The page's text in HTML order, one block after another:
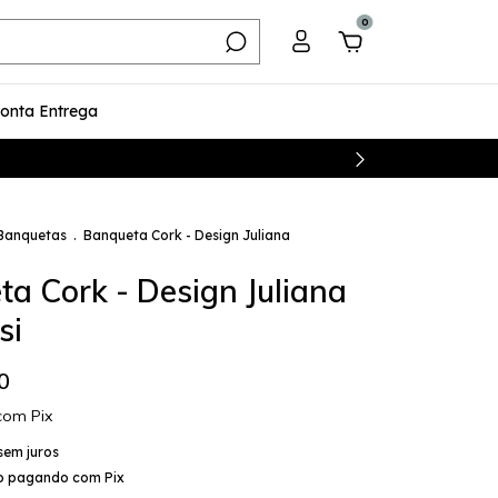
0
Entrega
. Banqueta Cork - Design Juliana
Cork - Design Juliana
Pix
juros
pagando com Pix